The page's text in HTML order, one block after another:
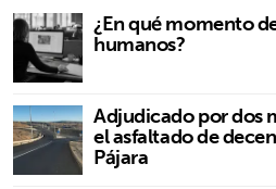
¿En qué momento
humanos?
Adjudicado por dos
el asfaltado de
Pájara